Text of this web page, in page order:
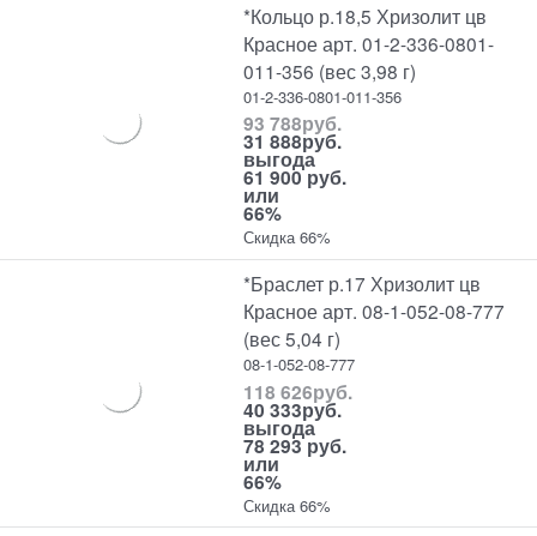
*Кольцо р.18,5 Хризолит цв
Красное арт. 01-2-336-0801-
011-356 (вес 3,98 г)
01-2-336-0801-011-356
93 788руб.
31 888руб.
выгода
61 900 руб.
или
66%
Скидка 66%
*Браслет р.17 Хризолит цв
Красное арт. 08-1-052-08-777
(вес 5,04 г)
08-1-052-08-777
118 626руб.
40 333руб.
выгода
78 293 руб.
или
66%
Скидка 66%